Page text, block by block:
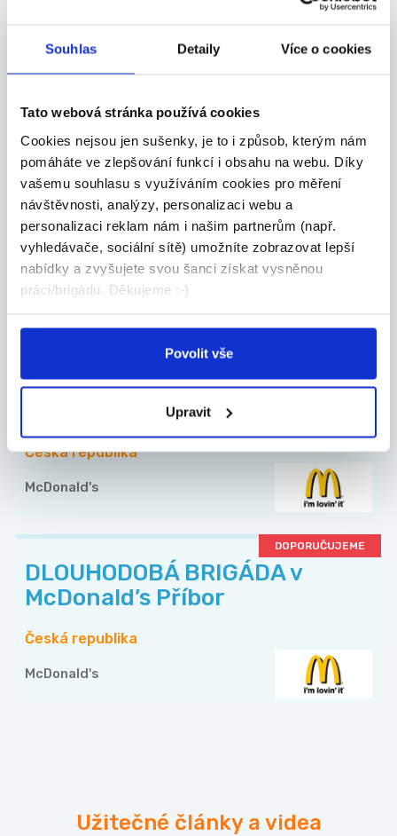
Souhlas Detaily Více o cookies
Tato webová stránka používá cookies
Cookies nejsou jen sušenky, je to i způsob, kterým nám
pomáháte ve zlepšování funkcí i obsahu na webu. Díky
vašemu souhlasu s využíváním cookies pro měření
návštěvnosti, analýzy, personalizaci webu a
personalizaci reklam nám i našim partnerům (např.
vyhledávače, sociální sítě) umožníte zobrazovat lepší
nabídky a zvyšujete svou šanci získat vysněnou
práci/brigádu. Děkujeme :-)
Povolit vše
Upravit
Doporučujeme
DOPORUČUJEME
Uklízeč/ka kanceláří
Česká republika
Brigáda v Mekáči u Karlova
mostu - 150 Kč/hodina
Česká republika
McDonald's
DOPORUČUJEME
DLOUHODOBÁ BRIGÁDA v
McDonald’s Příbor
Česká republika
McDonald's
Užitečné články a videa